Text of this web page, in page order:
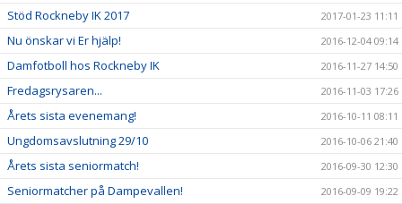
Stöd Rockneby IK 2017 2017-01-23 11:11
Nu önskar vi Er hjälp! 2016-12-04 09:14
Damfotboll hos Rockneby IK 2016-11-27 14:50
Fredagsrysaren... 2016-11-03 17:26
Årets sista evenemang! 2016-10-11 08:11
Ungdomsavslutning 29/10 2016-10-06 21:40
Årets sista seniormatch! 2016-09-30 12:30
Seniormatcher på Dampevallen! 2016-09-09 19:22